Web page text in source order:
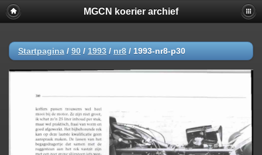
MGCN koerier archief
Startpagina / 90 / 1993 / nr8 / 1993-nr8-p30